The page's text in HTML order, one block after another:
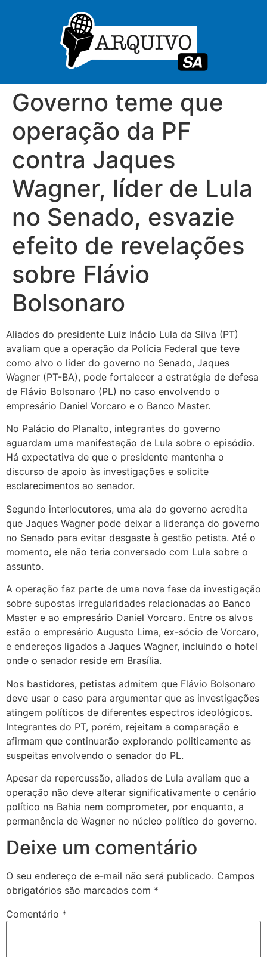
Governo teme que
operação da PF
contra Jaques
Wagner, líder de Lula
no Senado, esvazie
efeito de revelações
sobre Flávio
Bolsonaro
Aliados do presidente Luiz Inácio Lula da Silva (PT)
avaliam que a operação da Polícia Federal que teve
como alvo o líder do governo no Senado, Jaques
Wagner (PT-BA), pode fortalecer a estratégia de defesa
de Flávio Bolsonaro (PL) no caso envolvendo o
empresário Daniel Vorcaro e o Banco Master.
No Palácio do Planalto, integrantes do governo
aguardam uma manifestação de Lula sobre o episódio.
Há expectativa de que o presidente mantenha o
discurso de apoio às investigações e solicite
esclarecimentos ao senador.
Segundo interlocutores, uma ala do governo acredita
que Jaques Wagner pode deixar a liderança do governo
no Senado para evitar desgaste à gestão petista. Até o
momento, ele não teria conversado com Lula sobre o
assunto.
A operação faz parte de uma nova fase da investigação
sobre supostas irregularidades relacionadas ao Banco
Master e ao empresário Daniel Vorcaro. Entre os alvos
estão o empresário Augusto Lima, ex-sócio de Vorcaro,
e endereços ligados a Jaques Wagner, incluindo o hotel
onde o senador reside em Brasília.
Nos bastidores, petistas admitem que Flávio Bolsonaro
deve usar o caso para argumentar que as investigações
atingem políticos de diferentes espectros ideológicos.
Integrantes do PT, porém, rejeitam a comparação e
afirmam que continuarão explorando politicamente as
suspeitas envolvendo o senador do PL.
Apesar da repercussão, aliados de Lula avaliam que a
operação não deve alterar significativamente o cenário
político na Bahia nem comprometer, por enquanto, a
permanência de Wagner no núcleo político do governo.
Deixe um comentário
O seu endereço de e-mail não será publicado. Campos
obrigatórios são marcados com *
Comentário *